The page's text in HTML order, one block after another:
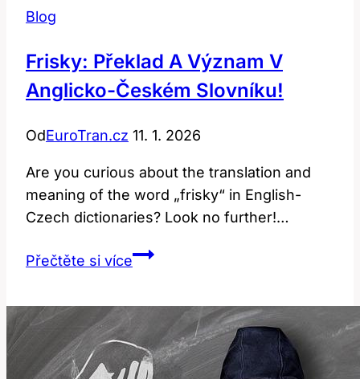
Blog
Frisky: Překlad A Význam V
Anglicko-Českém Slovníku!
OdEuroTran.cz 11. 1. 2026
Are you curious about the translation and
meaning of the word „frisky“ in English-
Czech dictionaries? Look no further!…
Přečtěte si víceFrisky:
v
anglicko-